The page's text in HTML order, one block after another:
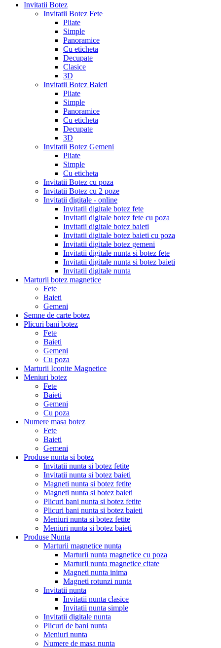
Invitatii Botez
Invitatii Botez Fete
Pliate
Simple
Panoramice
Cu eticheta
Decupate
Clasice
3D
Invitatii Botez Baieti
Pliate
Simple
Panoramice
Cu eticheta
Decupate
3D
Invitatii Botez Gemeni
Pliate
Simple
Cu eticheta
Invitatii Botez cu poza
Invitatii Botez cu 2 poze
Invitatii digitale - online
Invitatii digitale botez fete
Invitatii digitale botez fete cu poza
Invitatii digitale botez baieti
Invitatii digitale botez baieti cu poza
Invitatii digitale botez gemeni
Invitatii digitale nunta si botez fete
Invitatii digitale nunta si botez baieti
Invitatii digitale nunta
Marturii botez magnetice
Fete
Baieti
Gemeni
Semne de carte botez
Plicuri bani botez
Fete
Baieti
Gemeni
Cu poza
Marturii Iconite Magnetice
Meniuri botez
Fete
Baieti
Gemeni
Cu poza
Numere masa botez
Fete
Baieti
Gemeni
Produse nunta si botez
Invitatii nunta si botez fetite
Invitatii nunta si botez baieti
Magneti nunta si botez fetite
Magneti nunta si botez baieti
Plicuri bani nunta si botez fetite
Plicuri bani nunta si botez baieti
Meniuri nunta si botez fetite
Meniuri nunta si botez baieti
Produse Nunta
Marturii magnetice nunta
Marturii nunta magnetice cu poza
Marturii nunta magnetice citate
Magneti nunta inima
Magneti rotunzi nunta
Invitatii nunta
Invitatii nunta clasice
Invitatii nunta simple
Invitatii digitale nunta
Plicuri de bani nunta
Meniuri nunta
Numere de masa nunta